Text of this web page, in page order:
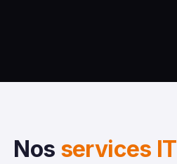
Nos services IT